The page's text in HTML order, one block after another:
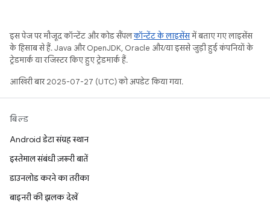
इस पेज पर मौजूद कॉन्टेंट और कोड सैंपलकॉन्टेंट के लाइसेंसमें बताए गए लाइसेंस
के हिसाब से हैं. Java और OpenJDK, Oracle और/या इससे जुड़ी हुई कंपनियों के
ट्रेडमार्क या रजिस्टर किए हुए ट्रेडमार्क हैं.
आखिरी बार 2025-07-27 (UTC) को अपडेट किया गया.
बिल्ड
Android डेटा संग्रह स्थान
इस्तेमाल संबंधी ज़रूरी बातें
डाउनलोड करने का तरीका
बाइनरी की झलक देखें